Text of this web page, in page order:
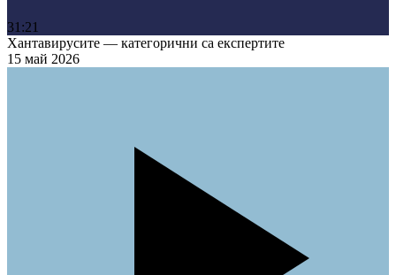
31:21
Хантавирусите — категорични са експертите
15 май 2026